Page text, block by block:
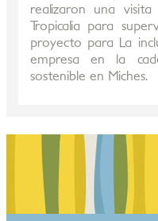
realizaron una
Tropicalia para
proyecto para La
empresa en la
sostenible en Miches.